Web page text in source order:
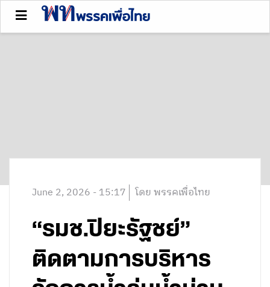
June 2, 2026 - 15:17 โดย พรรคเพื่อไทย
“รมช.ปิยะรัฐชย์”
ติดตามการบริหาร